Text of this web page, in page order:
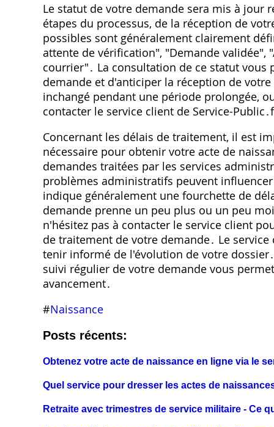
Le statut de votre demande sera mis à jour
étapes du processus, de la réception de
possibles sont généralement clairement
attente de vérification", "Demande validée",
courrier"․ La consultation de ce statut
demande et d'anticiper la réception de
inchangé pendant une période prolongée,
contacter le service client de Service-
Concernant les délais de traitement, il est
nécessaire pour obtenir votre acte de
demandes traitées par les services
problèmes administratifs peuvent
indique généralement une fourchette de
demande prenne un peu plus ou un peu
n'hésitez pas à contacter le service client
de traitement de votre demande․ Le
tenir informé de l'évolution de votre
suivi régulier de votre demande vous
avancement․
#Naissance
Posts récents:
Obtenez votre acte de naissance en ligne via le
Quel service pour dresser les actes de
Retraite avec trimestres de service militaire - Ce